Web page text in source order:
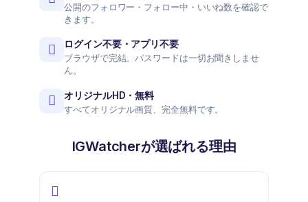
公開のフォロワー・フォロー中・いいね数を確認で
きます。
ログイン不要・アプリ不要
ブラウザで完結。パスワードは一切お聞きしませ
ん。
オリジナルHD・無料
すべてオリジナル画質、完全無料です。
IGWatcherが選ばれる理由